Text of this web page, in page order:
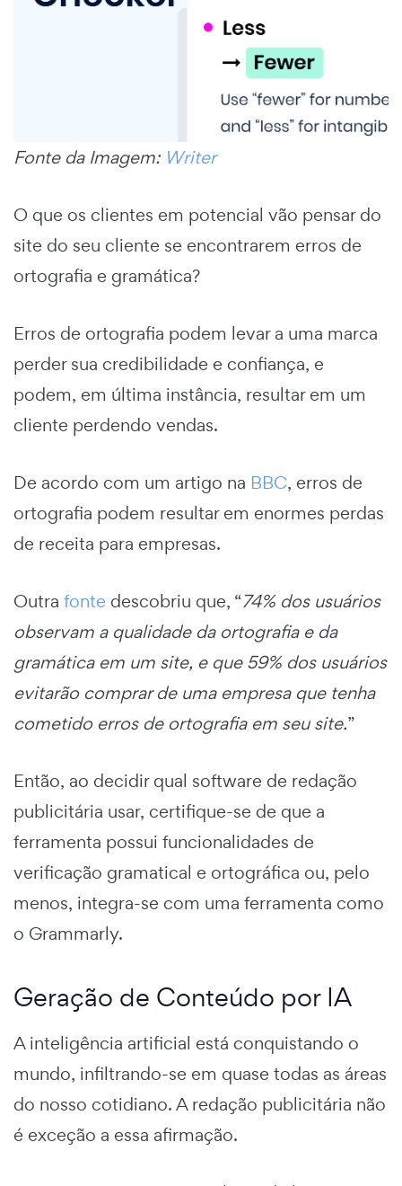
Fonte da Imagem: Writer
O que os clientes em potencial vão pensar do
site do seu cliente se encontrarem erros de
ortografia e gramática?
Erros de ortografia podem levar a uma marca
perder sua credibilidade e confiança, e
podem, em última instância, resultar em um
cliente perdendo vendas.
De acordo com um artigo na BBC, erros de
ortografia podem resultar em enormes perdas
de receita para empresas.
Outra fonte descobriu que, “74% dos usuários
observam a qualidade da ortografia e da
gramática em um site, e que 59% dos usuários
evitarão comprar de uma empresa que tenha
cometido erros de ortografia em seu site.”
Então, ao decidir qual software de redação
publicitária usar, certifique-se de que a
ferramenta possui funcionalidades de
verificação gramatical e ortográfica ou, pelo
menos, integra-se com uma ferramenta como
o Grammarly.
Geração de Conteúdo por IA
A inteligência artificial está conquistando o
mundo, infiltrando-se em quase todas as áreas
do nosso cotidiano. A redação publicitária não
é exceção a essa afirmação.